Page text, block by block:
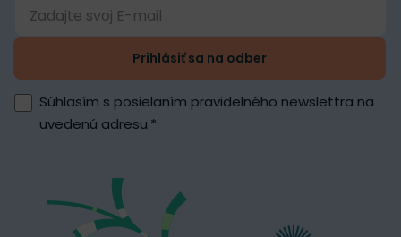
Prihlásiť sa na odber
Súhlasím s posielaním pravidelného newslettra na
uvedenú adresu.*